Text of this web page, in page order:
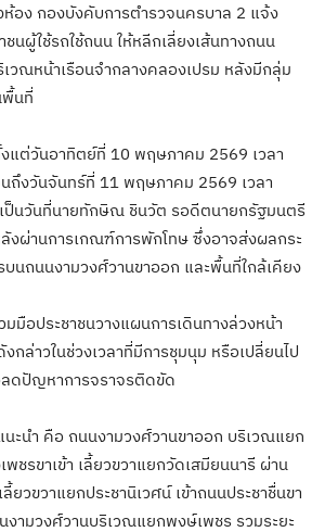
อง กองบังคับการตำรวจนครบาล 2 แจ้ง
นผู้ใช้รถใช้ถนน ให้หลีกเลี่ยงเส้นทางถนน
วณหน้าเรือนจำกลางคลองเปรม หลังมีกลุ่ม
พื้นที่
แต่วันอาทิตย์ที่ 10 พฤษภาคม 2569 เวลา
ถึงวันจันทร์ที่ 11 พฤษภาคม 2569 เวลา
ป็นวันที่นายทักษิณ ชินวัต รอดีตนายกรัฐมนตรี
งผ่านการเกณฑ์การพักโทษ ซึ่งอาจส่งผลกระ
นถนนงามวงศ์วานขาออก และพื้นที่ใกล้เคียง
มมือประชาชนวางแผนการเดินทางล่วงหน้า
กล่าวในช่วงเวลาที่มีการชุมนุม หรือเปลี่ยนไป
ลดปัญหาการจราจรติดขัด
นะนำ คือ ถนนงามวงศ์วานขาออก บริเวณแยก
พชรขาเข้า เลี้ยวขวาแยกวัดเสมียนนารี ผ่าน
ยวขวาแยกประชานิเวศน์ เข้าถนนประชาชื่นขา
งามวงศ์วานบริเวณแยกพงษ์เพชร รวมระยะ